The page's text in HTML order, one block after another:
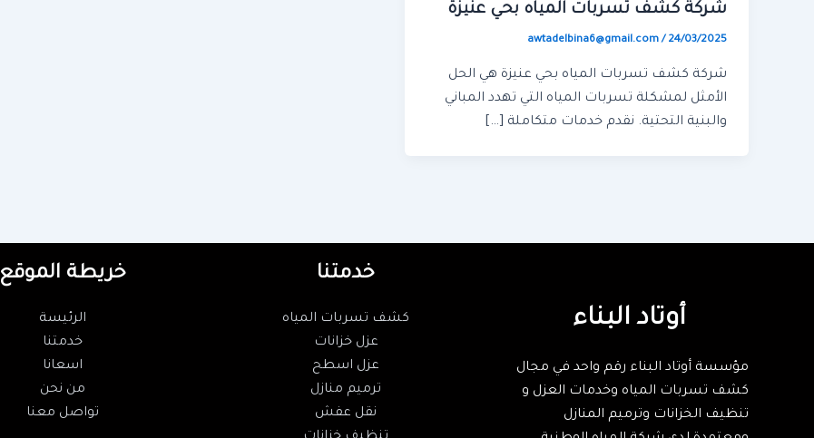
شركة كشف تسربات المياه بحي عنيزة
awtadelbina6@gmail.com/ 24/03/2025
شركة كشف تسربات المياه بحي عنيزة هي الحل
الأمثل لمشكلة تسربات المياه التي تهدد المباني
والبنية التحتية. نقدم خدمات متكاملة […]
أوتاد البناء
مؤسسة أوتاد البناء رقم واحد في مجال
كشف تسربات المياه وخدمات العزل و
تنظيف الخزانات وترميم المنازل
خدمتنا
كشف تسربات المياه
عزل خزانات
عزل اسطح
ترميم منازل
نقل عفش
خريطة الموقع
الرئيسة
خدمتنا
اسعانا
من نحن
تواصل معنا